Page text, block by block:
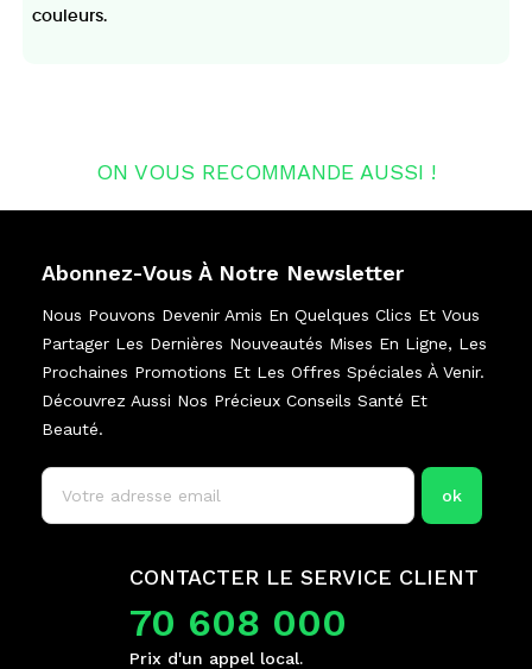
couleurs.
ON VOUS RECOMMANDE AUSSI !
Abonnez-Vous À Notre Newsletter
Nous Pouvons Devenir Amis En Quelques Clics Et Vous
Partager Les Dernières Nouveautés Mises En Ligne, Les
Prochaines Promotions Et Les Offres Spéciales À Venir.
Découvrez Aussi Nos Précieux Conseils Santé Et
Beauté.
CONTACTER LE SERVICE CLIENT
70 608 000
Prix d'un appel local.